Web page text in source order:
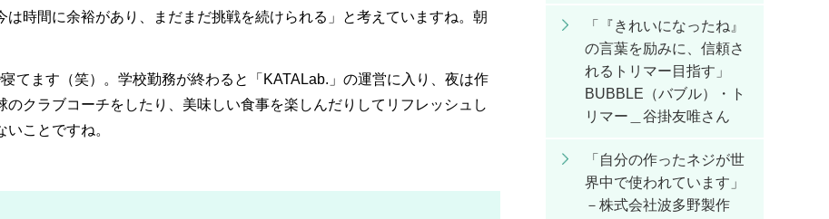
時間に余裕があり、まだまだ挑戦を続けられる」と考えていますね。朝
てます（笑）。学校勤務が終わると「KATALab.」の運営に入り、夜は作
クラブコーチをしたり、美味しい食事を楽しんだりしてリフレッシュし
ことですね。
「『きれいになったね』
の言葉を励みに、信頼さ
れるトリマー目指す」
BUBBLE（バブル）・ト
リマー＿谷掛友唯さん
「自分の作ったネジが世
界中で使われています」
－株式会社波多野製作